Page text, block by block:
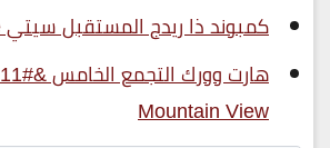
كمبوند ذا ريدج المستقبل سيتي The Ridge
Mountain View